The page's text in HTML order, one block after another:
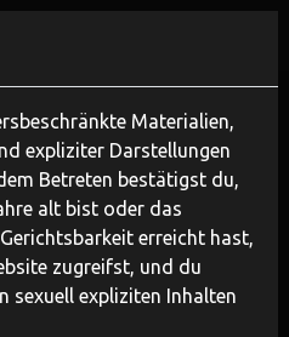
Materialien,
expliziter Darstellungen
Betreten bestätigst du,
alt bist oder das
erreicht hast,
zugreifst, und du
sexuell expliziten Inhalten
Inhalten durch das Einreichen
denke daran, dass
Mach keine falschen
Verfahrens kann zur
rechtlichen